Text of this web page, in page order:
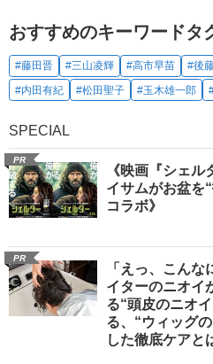
おすすめのキーワードタ
#藤田晋 #三山凌輝 #高市早苗 #後
#内田有紀
#松田聖子 #玉木雄一郎
SPECIAL
PR
《映画『シェ
イサムがお盆を
コラボ》
PR
「えっ、こん
イターのニオ
る“頭皮のニオ
る、“ウィッグ
した徹底ケアと